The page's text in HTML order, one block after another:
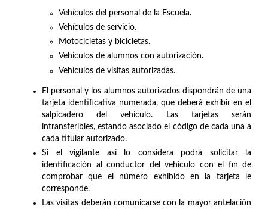
Vehículos del personal de la Escuela.
Vehículos de servicio.
Motocicletas y bicicletas.
Vehículos de alumnos con autorización.
Vehículos de visitas autorizadas.
El personal y los alumnos autorizados dispondrán de una
tarjeta identificativa numerada, que deberá exhibir en el
salpicadero del vehículo. Las tarjetas serán
intransferibles, estando asociado el código de cada una a
cada titular autorizado.
Si el vigilante así lo considera podrá solicitar la
identificación al conductor del vehículo con el fin de
comprobar que el número exhibido en la tarjeta le
corresponde.
Las visitas deberán comunicarse con la mayor antelación